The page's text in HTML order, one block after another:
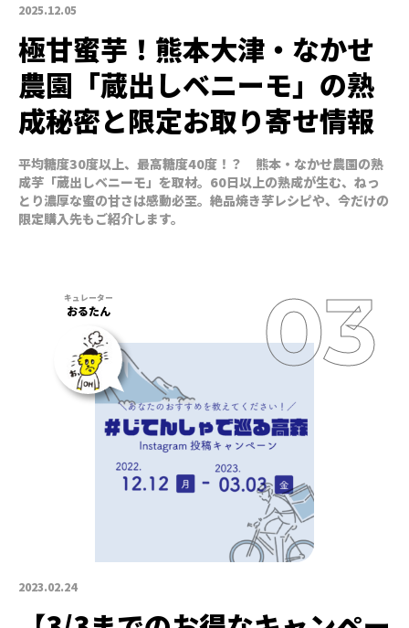
2025.12.05
極甘蜜芋！熊本大津・なかせ
農園「蔵出しベニーモ」の熟
成秘密と限定お取り寄せ情報
平均糖度30度以上、最高糖度40度！？ 熊本・なかせ農園の熟
成芋「蔵出しベニーモ」を取材。60日以上の熟成が生む、ねっ
とり濃厚な蜜の甘さは感動必至。絶品焼き芋レシピや、今だけの
限定購入先もご紹介します。
2023.02.24
おるたん